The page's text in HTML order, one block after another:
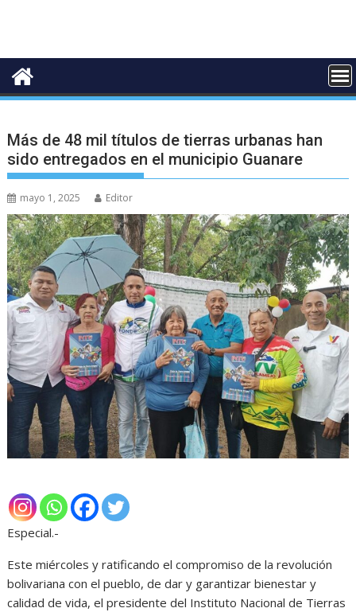
Más de 48 mil títulos de tierras urbanas han
sido entregados en el municipio Guanare
mayo 1, 2025 Editor
Especial.-
Este miércoles y ratificando el compromiso de la revolución
bolivariana con el pueblo, de dar y garantizar bienestar y
calidad de vida, el presidente del Instituto Nacional de Tierras